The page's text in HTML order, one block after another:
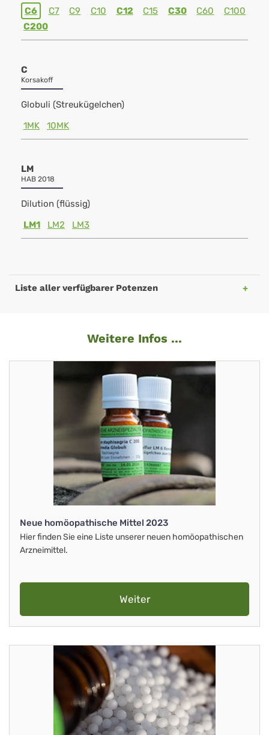
C6 C7 C9 C10 C12 C15 C30 C60
C100
C200
C
Korsakoff
Globuli (Streukügelchen)
1MK
10MK
LM
HAB 2018
Dilution (flüssig)
LM1
LM2 LM3
Liste aller verfügbarer Potenzen
Weitere Infos ...
Neue homöopathische Mittel 2023
Hier finden Sie eine Liste unserer neuen homöopathischen
Arzneimittel.
Weiter